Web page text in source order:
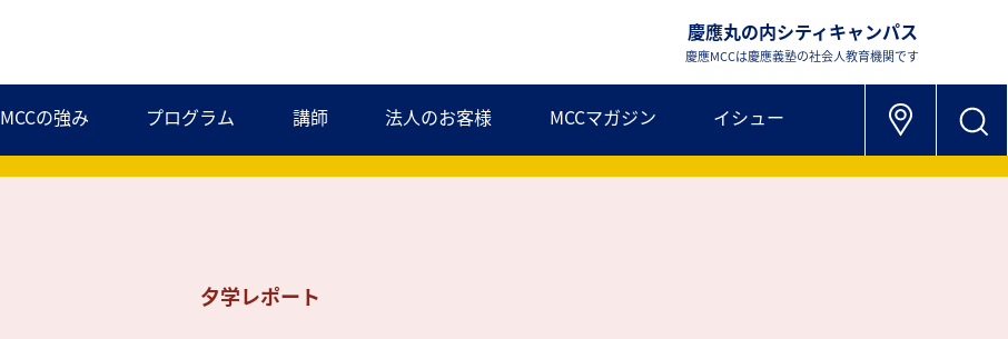
慶應丸の内シティキャンパス
慶應MCCは慶應義塾の社会人教育機関です
MCCの強み プログラム 講師 法人のお客様 MCCマガジン イシュー
夕学レポート